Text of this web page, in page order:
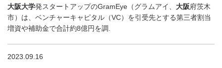
大阪大学発スタートアップのGramEye（グラムアイ、 大阪府茨木
市）は、ベンチャーキャピタル（VC） を引受先とする第三者割当
増資や補助金で合計約8億円を調.
2023.09.16